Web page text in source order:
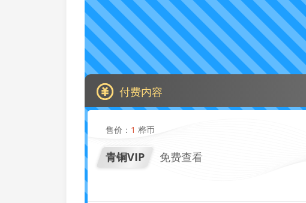
付费内容
售价： 1 桦币
青铜VIP 免费查看